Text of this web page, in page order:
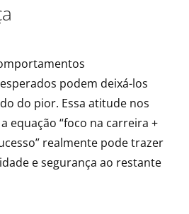
podem deixá-los
do pior. Essa atitude nos
equação “foco na carreira +
realmente pode trazer
e segurança ao restante